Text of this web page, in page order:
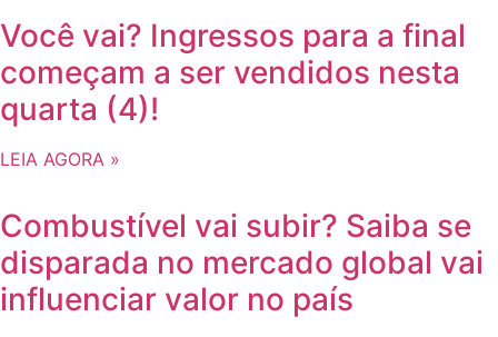
Você vai? Ingressos para a final
começam a ser vendidos nesta
quarta (4)!
LEIA AGORA »
Combustível vai subir? Saiba se
disparada no mercado global vai
influenciar valor no país